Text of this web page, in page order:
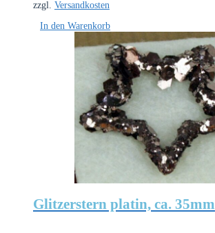
zzgl. Versandkosten
In den Warenkorb
Glitzerstern platin, ca. 35mm